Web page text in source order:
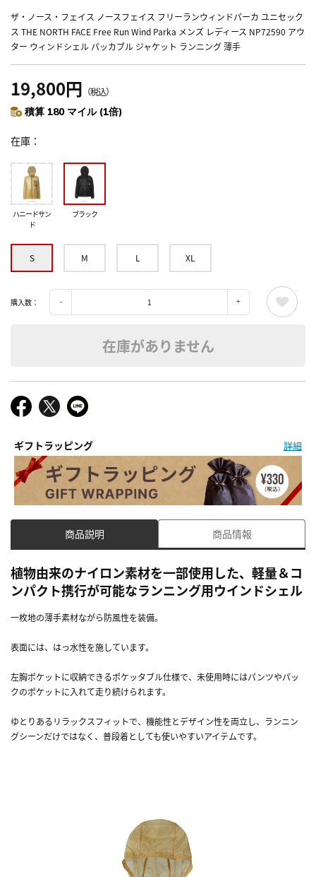
ザ・ノース・フェイス ノースフェイス フリーランウィンドパーカ ユニセック
ス THE NORTH FACE Free Run Wind Parka メンズ レディース NP72590 アウ
ター ウィンドシェル パッカブル ジャケット ランニング 薄手
19,800円 （税込）
積算 180 マイル (1倍)
在庫
ハニードサン
ド
ブラック
S M L XL
購入数：
在庫がありません
ギフトラッピング 詳細
商品説明 商品情報
植物由来のナイロン素材を一部使用した、軽量＆コ
ンパクト携行が可能なランニング用ウインドシェル
一枚地の薄手素材ながら防風性を装備。
表面には、はっ水性を施しています。
左胸ポケットに収納できるポケッタブル仕様で、未使用時にはパンツやパッ
クのポケットに入れて走り続けられます。
ゆとりあるリラックスフィットで、機能性とデザイン性を両立し、ランニン
グシーンだけではなく、普段着としても使いやすいアイテムです。